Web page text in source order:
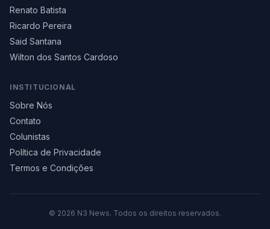
Renato Batista
Ricardo Pereira
Said Santana
Wilton dos Santos Cardoso
INSTITUCIONAL
Sobre Nós
Contato
Colunistas
Política de Privacidade
Termos e Condições
© 2026 N3 News. Todos os direitos reservados.